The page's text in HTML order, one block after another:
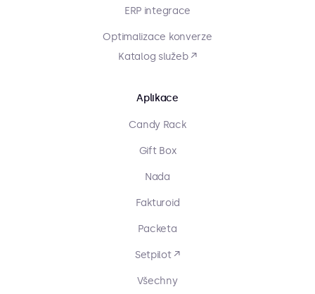
ERP integrace
Optimalizace konverze
Katalog služeb ↗
Aplikace
Candy Rack
Gift Box
Nada
Fakturoid
Packeta
Setpilot ↗
Všechny